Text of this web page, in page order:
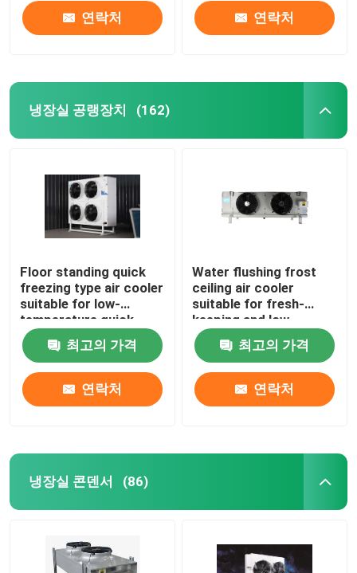
연락처 연락처
냉장실 공랭장치 (162)
Floor standing quick
freezing type air cooler
suitable for low-
temperature quick
freezing cold storage,
compatible with
R404A/R507/R22
refrigerants,
supporting 220V/380V
최고의 가격
연락처
Water flushing frost
ceiling air cooler
suitable for fresh-
keeping and low-
temperature
refrigeration
warehouses,
compatible with
refrigerants such as
최고의 가격
연락처
냉장실 콘덴서 (86)